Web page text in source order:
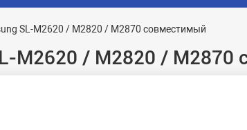
SL-M2620 / M2820 / M2870 совместимый
M2620 / M2820 /